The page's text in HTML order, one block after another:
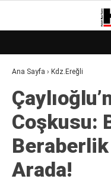
GALERİ
DÜNYA
EKONOMI
GÜNDEM
KÜLÜR – SANAT
Ana Sayfa › Kdz.Ereğli
Coşkusu:
Arada!